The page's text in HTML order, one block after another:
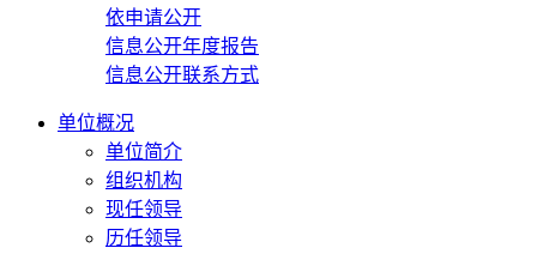
依申请公开
信息公开年度报告
信息公开联系方式
单位概况
单位简介
组织机构
现任领导
历任领导